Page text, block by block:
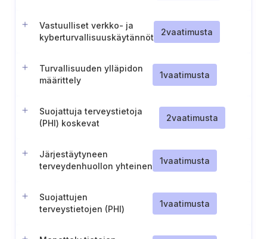
Vastuulliset verkko- ja
kyberturvallisuuskäytännöt
2vaatimusta
Turvallisuuden ylläpidon
määrittely
1vaatimusta
Suojattuja terveystietoja
(PHI) koskevat
velvoitteet
2vaatimusta
Järjestäytyneen
terveydenhuollon yhteinen
käytännöistä
1vaatimusta
Suojattujen
terveystietojen (PHI)
1vaatimusta